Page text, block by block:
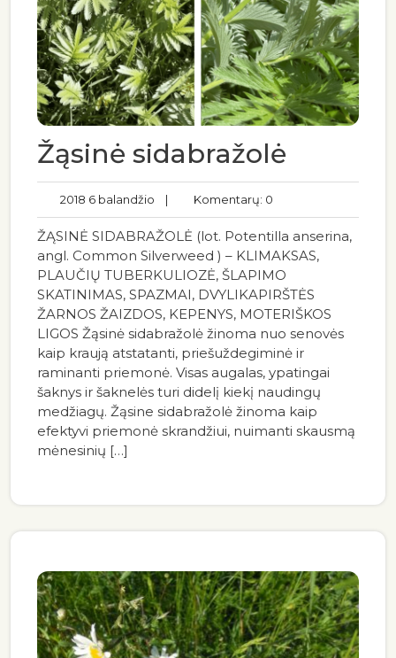
Žąsinė sidabražolė
2018 6 balandžio | Komentarų: 0
ŽĄSINĖ SIDABRAŽOLĖ (lot. Potentilla anserina,
angl. Common Silverweed ) – KLIMAKSAS,
PLAUČIŲ TUBERKULIOZĖ, ŠLAPIMO
SKATINIMAS, SPAZMAI, DVYLIKAPIRŠTĖS
ŽARNOS ŽAIZDOS, KEPENYS, MOTERIŠKOS
LIGOS Žąsinė sidabražolė žinoma nuo senovės
kaip kraują atstatanti, priešuždegiminė ir
raminanti priemonė. Visas augalas, ypatingai
šaknys ir šaknelės turi didelį kiekį naudingų
medžiagų. Žąsine sidabražolė žinoma kaip
efektyvi priemonė skrandžiui, nuimanti skausmą
mėnesinių […]